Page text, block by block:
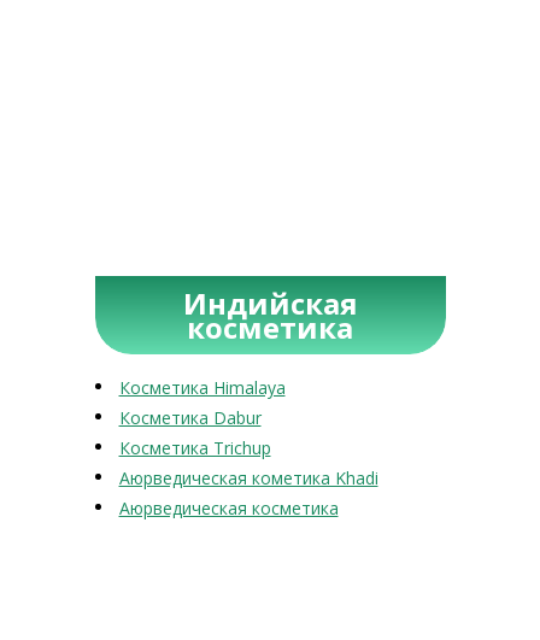
Индийская
косметика
Косметика Himalaya
Косметика Dabur
Косметика Trichup
Аюрведическая кометика Khadi
Аюрведическая косметика